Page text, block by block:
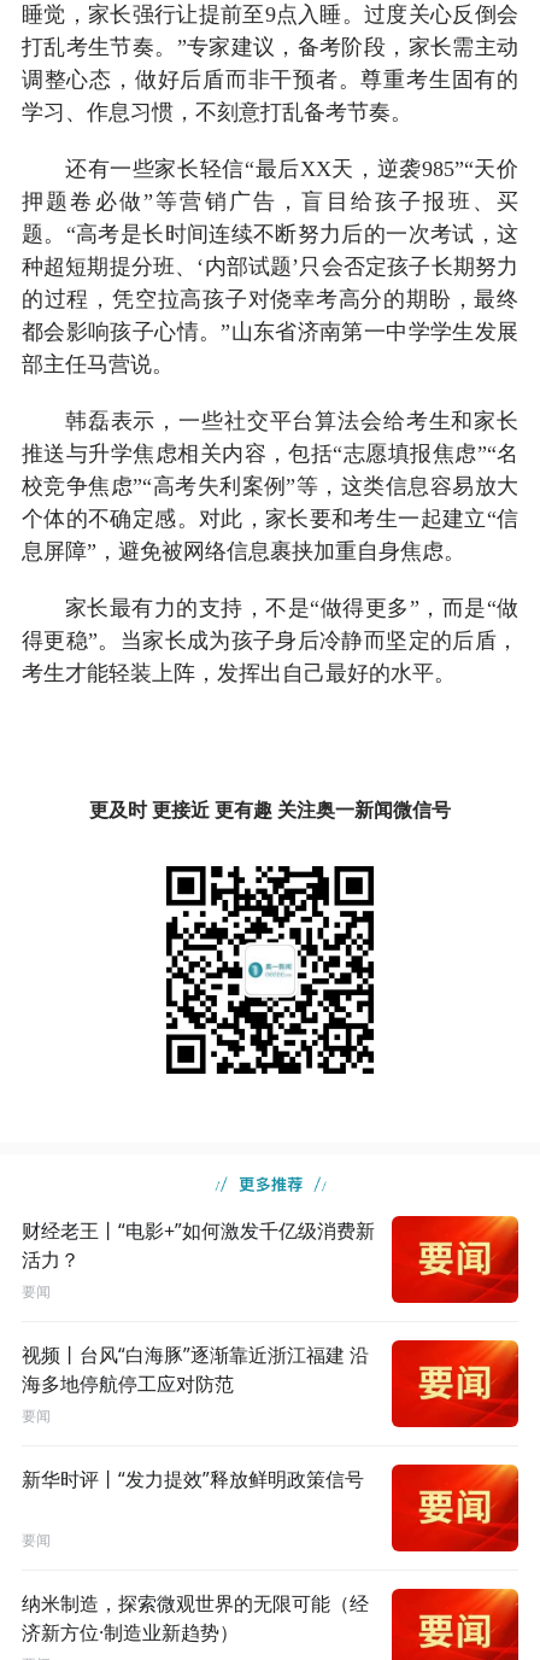
睡觉，家长强行让提前至9点入睡。过度关心反倒会
打乱考生节奏。”专家建议，备考阶段，家长需主动
调整心态，做好后盾而非干预者。尊重考生固有的
学习、作息习惯，不刻意打乱备考节奏。
还有一些家长轻信“最后XX天，逆袭985”“天价
押题卷必做”等营销广告，盲目给孩子报班、买
题。“高考是长时间连续不断努力后的一次考试，这
种超短期提分班、‘内部试题’只会否定孩子长期努力
的过程，凭空拉高孩子对侥幸考高分的期盼，最终
都会影响孩子心情。”山东省济南第一中学学生发展
部主任马营说。
韩磊表示，一些社交平台算法会给考生和家长
推送与升学焦虑相关内容，包括“志愿填报焦虑”“名
校竞争焦虑”“高考失利案例”等，这类信息容易放大
个体的不确定感。对此，家长要和考生一起建立“信
息屏障”，避免被网络信息裹挟加重自身焦虑。
家长最有力的支持，不是“做得更多”，而是“做
得更稳”。当家长成为孩子身后冷静而坚定的后盾，
考生才能轻装上阵，发挥出自己最好的水平。
更及时 更接近 更有趣 关注奥一新闻微信号
财经老王丨“电影+”如何激发千亿级消费新
活力？
要闻
视频丨台风“白海豚”逐渐靠近浙江福建 沿
海多地停航停工应对防范
要闻
新华时评丨“发力提效”释放鲜明政策信号
要闻
纳米制造，探索微观世界的无限可能（经
济新方位·制造业新趋势）